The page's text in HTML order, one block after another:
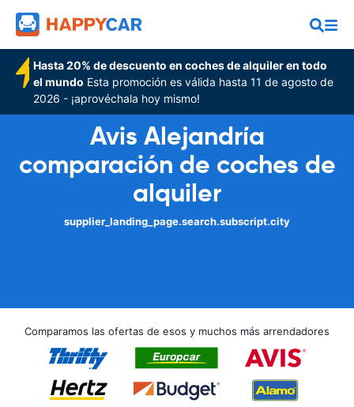
Hasta 20% de descuento en coches de alquiler en todo
el mundo Esta promoción es válida hasta 11 de agosto de
2026 - ¡aprovéchala hoy mismo!
Avis Alejandría
comparación de coches de
alquiler
supplier_landing_page.search.subscript.city
Comparamos las ofertas de esos y muchos más arrendadores